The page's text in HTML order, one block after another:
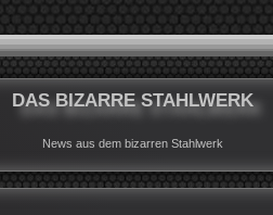
DAS BIZARRE STAHLWERK
News aus dem bizarren Stahlwerk